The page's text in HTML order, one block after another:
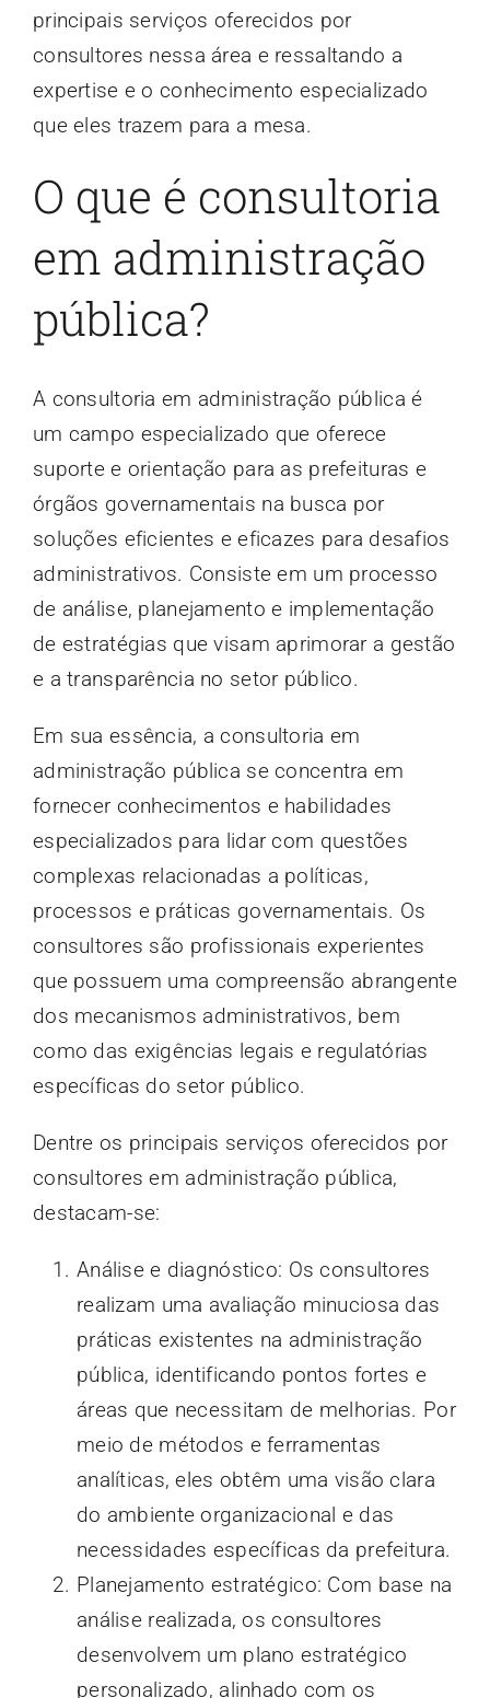
principais serviços oferecidos por
consultores nessa área e ressaltando a
expertise e o conhecimento especializado
que eles trazem para a mesa.
O que é consultoria
em administração
pública?
A consultoria em administração pública é
um campo especializado que oferece
suporte e orientação para as prefeituras e
órgãos governamentais na busca por
soluções eficientes e eficazes para desafios
administrativos. Consiste em um processo
de análise, planejamento e implementação
de estratégias que visam aprimorar a gestão
e a transparência no setor público.
Em sua essência, a consultoria em
administração pública se concentra em
fornecer conhecimentos e habilidades
especializados para lidar com questões
complexas relacionadas a políticas,
processos e práticas governamentais. Os
consultores são profissionais experientes
que possuem uma compreensão abrangente
dos mecanismos administrativos, bem
como das exigências legais e regulatórias
específicas do setor público.
Dentre os principais serviços oferecidos por
consultores em administração pública,
destacam-se:
Análise e diagnóstico: Os consultores
realizam uma avaliação minuciosa das
práticas existentes na administração
pública, identificando pontos fortes e
áreas que necessitam de melhorias. Por
meio de métodos e ferramentas
analíticas, eles obtêm uma visão clara
do ambiente organizacional e das
necessidades específicas da prefeitura.
Planejamento estratégico: Com base na
análise realizada, os consultores
desenvolvem um plano estratégico
personalizado, alinhado com os